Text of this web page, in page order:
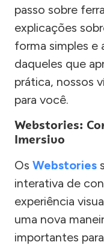
passo sobre
explicações
forma simples e
daqueles que
prática, nossos
para você.
Webstories:
Imersivo
Os Webstories
interativa de
experiência
uma nova
importantes